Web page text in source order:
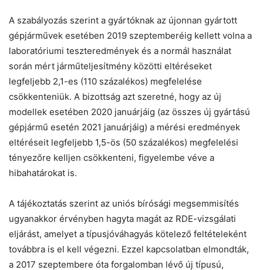
A szabályozás szerint a gyártóknak az újonnan gyártott
gépjárművek esetében 2019 szeptemberéig kellett volna a
laboratóriumi teszteredmények és a normál használat
során mért járműteljesítmény közötti eltéréseket
legfeljebb 2,1-es (110 százalékos) megfelelése
csökkenteniük. A bizottság azt szeretné, hogy az új
modellek esetében 2020 januárjáig (az összes új gyártású
gépjármű esetén 2021 januárjáig) a mérési eredmények
eltéréseit legfeljebb 1,5-ös (50 százalékos) megfelelési
tényezőre kelljen csökkenteni, figyelembe véve a
hibahatárokat is.
A tájékoztatás szerint az uniós bírósági megsemmisítés
ugyanakkor érvényben hagyta magát az RDE-vizsgálati
eljárást, amelyet a típusjóváhagyás kötelező feltételeként
továbbra is el kell végezni. Ezzel kapcsolatban elmondták,
a 2017 szeptembere óta forgalomban lévő új típusú,